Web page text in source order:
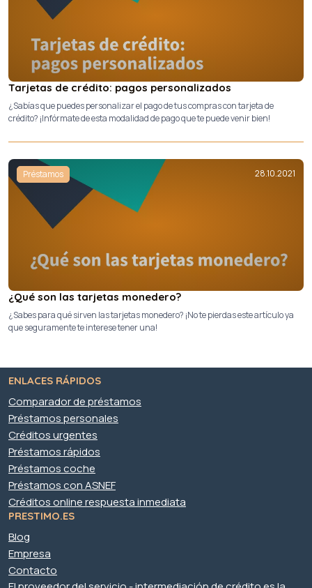
Tarjetas de crédito: pagos personalizados
¿Sabías que puedes personalizar el pago de tus compras con tarjeta de
crédito? ¡Infórmate de esta modalidad de pago que te puede venir bien!
Préstamos 28.10.2021
¿Qué son las tarjetas monedero?
¿Sabes para qué sirven las tarjetas monedero? ¡No te pierdas este artículo ya
que seguramente te interese tener una!
ENLACES RÁPIDOS
Comparador de préstamos
Préstamos personales
Créditos urgentes
Préstamos rápidos
Préstamos coche
Préstamos con ASNEF
Créditos online respuesta inmediata
PRESTIMO.ES
Blog
Empresa
Contacto